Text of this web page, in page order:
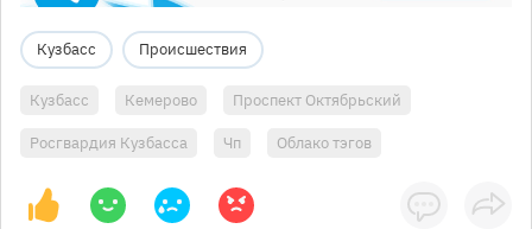
Кузбасс Происшествия
Кузбасс Кемерово Проспект Октябрьский
Росгвардия Кузбасса Чп Облако тэгов